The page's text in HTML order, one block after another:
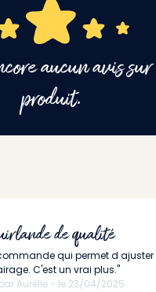
aucun avis sur
produit.
de qualité
qui permet d ajuster
C'est un vrai plus."
Aurélie - le 23/04/2025